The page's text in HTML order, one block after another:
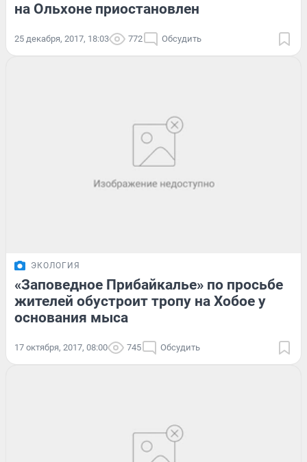
на Ольхоне приостановлен
25 декабря, 2017, 18:03 772 Обсудить
ЭКОЛОГИЯ
«Заповедное Прибайкалье» по просьбе
жителей обустроит тропу на Хобое у
основания мыса
17 октября, 2017, 08:00 745 Обсудить